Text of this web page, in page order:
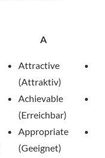
A
Attractive
(Attraktiv)
Achievable
(Erreichbar)
Appropriate
(Geeignet)